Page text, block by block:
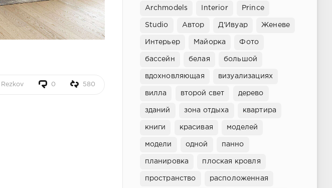
Rezkov 0 580
Archmodels Interior Prince
Studio Автор Д'Ивуар Женеве
Интерьер Майорка Фото
бассейн белая большой
вдохновляющая визуализациях
вилла второй свет дерево
зданий зона отдыха квартира
книги красивая моделей
модели одной панно
планировка плоская кровля
пространство расположенная